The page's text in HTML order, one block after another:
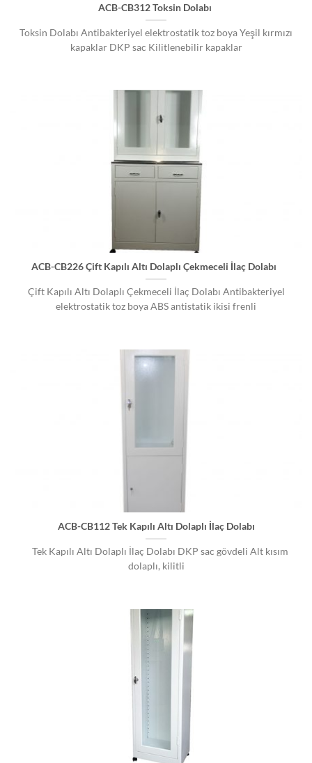
ACB-CB312 Toksin Dolabı
Toksin Dolabı Antibakteriyel elektrostatik toz boya Yeşil kırmızı
kapaklar DKP sac Kilitlenebilir kapaklar
ACB-CB226 Çift Kapılı Altı Dolaplı Çekmeceli İlaç Dolabı
Çift Kapılı Altı Dolaplı Çekmeceli İlaç Dolabı Antibakteriyel
elektrostatik toz boya ABS antistatik ikisi frenli
ACB-CB112 Tek Kapılı Altı Dolaplı İlaç Dolabı
Tek Kapılı Altı Dolaplı İlaç Dolabı DKP sac gövdeli Alt kısım
dolaplı, kilitli